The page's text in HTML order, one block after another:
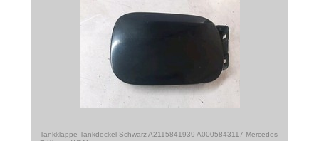
Tankklappe Tankdeckel Schwarz A2115841939 A0005843117 Mercedes